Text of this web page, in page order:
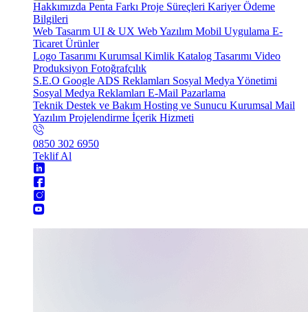
Hakkımızda Penta Farkı Proje Süreçleri KariyerÖdeme
Bilgileri
Web Tasarım UI & UX Web Yazılım Mobil Uygulama E-
Ticaret Ürünler
Logo Tasarımı Kurumsal Kimlik Katalog Tasarımı Video
Produksiyon Fotoğrafçılık
S.E.O Google ADS Reklamları Sosyal Medya Yönetimi
Sosyal Medya Reklamları E-Mail Pazarlama
Teknik Destek ve Bakım Hosting ve Sunucu Kurumsal Mail
Yazılım Projelendirme İçerik Hizmeti
0850 302 6950
Teklif Al